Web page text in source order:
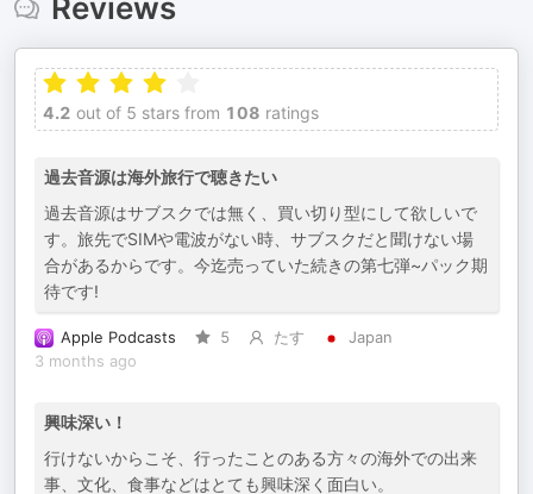
Reviews
4.2 out of 5 stars from 108 ratings
過去音源は海外旅行で聴きたい
過去音源はサブスクでは無く、買い切り型にして欲しいで
す。旅先でSIMや電波がない時、サブスクだと聞けない場
合があるからです。今迄売っていた続きの第七弾~パック期
待です!
Apple Podcasts 5 たす
Japan
3 months ago
興味深い！
行けないからこそ、行ったことのある方々の海外での出来
事、文化、食事などはとても興味深く面白い。